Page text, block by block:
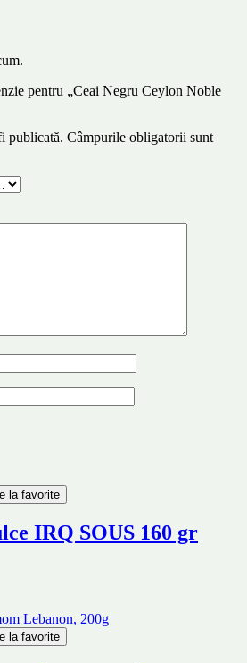
pentru „Ceai Negru Ceylon Noble
publicată. Câmpurile obligatorii sunt
la favorite
IRQ SOUS 160 gr
la favorite